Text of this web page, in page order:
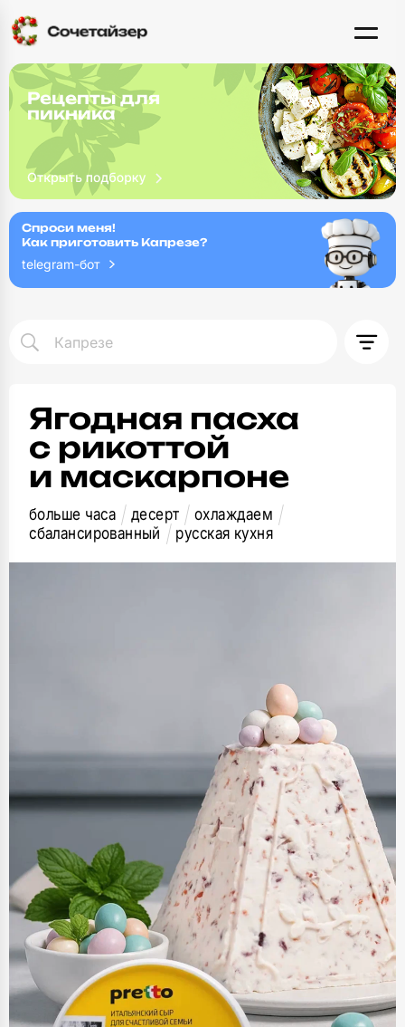
Рецепты для
пикника
Спроси меня!
Как приготовить Капрезе?
telegram-бот
Ягодная пасха
с рикоттой
и маскарпоне
больше часа десерт
охлаждаем
сбалансированный
русская кухня